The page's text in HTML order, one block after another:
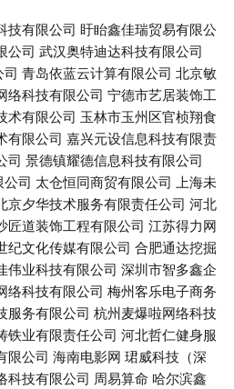
技有限公司 盱眙鑫佳瑞贸易有限公
公司 武汉奥特迪达科技有限公司
司 青岛依蓝云计算有限公司 北京敏
络科技有限公司 宁德市艺居装饰工
术有限公司 玉林市玉州区官桢翔食
有限公司 嘉兴元设信息科技有限责
司 景德镇耀德信息科技有限公司
司 太仓恒同商贸有限公司 上海未
京夕华技术服务有限责任公司 河北
匠道装饰工程有限公司 江苏得力网
纪文化传媒有限公司 合肥通达挖掘
伟业科技有限公司 深圳市智多鑫企
络科技有限公司 梅州客乐电子商务
服务有限公司 杭州麦爆啦网络科技
铁业有限责任公司 河北哲仁健身服
限公司 海南电影网 珺威科技（深
科技有限公司 周易算命 哈尔滨鑫